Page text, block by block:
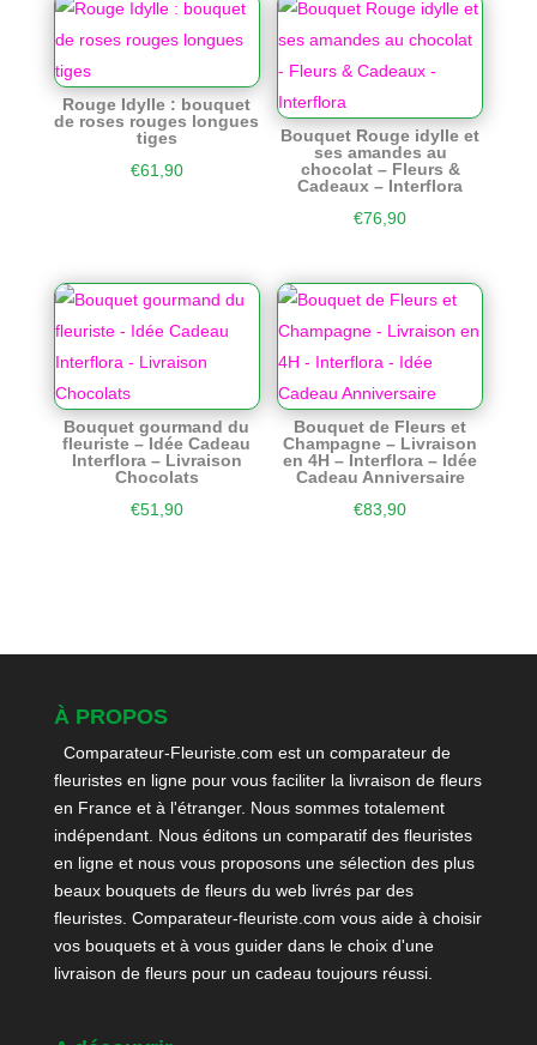
Rouge Idylle : bouquet
de roses rouges longues
tiges
€61,90
Bouquet Rouge idylle et
ses amandes au
chocolat – Fleurs &
Cadeaux – Interflora
€76,90
Bouquet gourmand du
fleuriste – Idée Cadeau
Interflora – Livraison
Chocolats
€51,90
Bouquet de Fleurs et
Champagne – Livraison
en 4H – Interflora – Idée
Cadeau Anniversaire
€83,90
À PROPOS
Comparateur-Fleuriste.com est un comparateur de
fleuristes en ligne pour vous faciliter la livraison de fleurs
en France et à l'étranger. Nous sommes totalement
indépendant. Nous éditons un comparatif des fleuristes
en ligne et nous vous proposons une sélection des plus
beaux bouquets de fleurs du web livrés par des
fleuristes. Comparateur-fleuriste.com vous aide à choisir
vos bouquets et à vous guider dans le choix d'une
livraison de fleurs pour un cadeau toujours réussi.